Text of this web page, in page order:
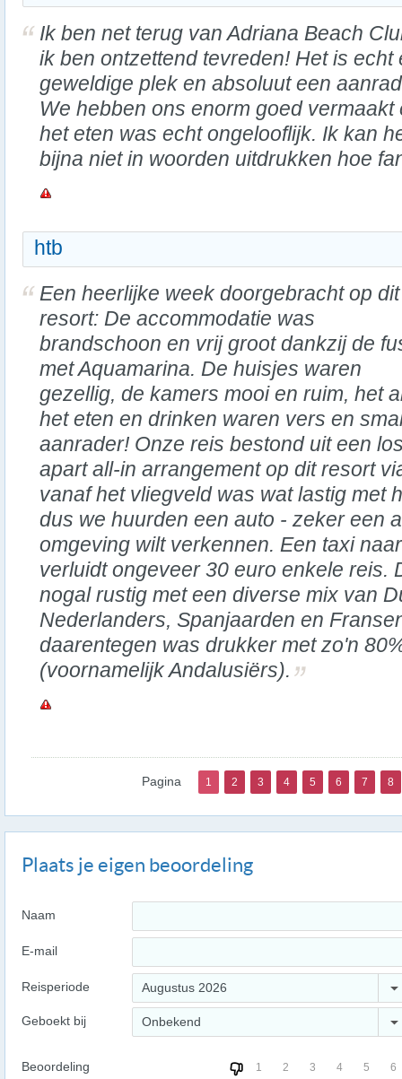
Ik ben net terug van Adriana Beach
ik ben ontzettend tevreden! Het is echt
geweldige plek en absoluut een
We hebben ons enorm goed vermaakt
het eten was echt ongelooflijk. Ik kan
bijna niet in woorden uitdrukken hoe
htb
Een heerlijke week doorgebracht op dit
resort: De accommodatie was
brandschoon en vrij groot dankzij de
met Aquamarina. De huisjes waren
gezellig, de kamers mooi en ruim, het
het eten en drinken waren vers en
aanrader! Onze reis bestond uit een
apart all-in arrangement op dit resort
vanaf het vliegveld was wat lastig met
dus we huurden een auto - zeker een
omgeving wilt verkennen. Een taxi
verluidt ongeveer 30 euro enkele reis.
nogal rustig met een diverse mix van
Nederlanders, Spanjaarden en
daarentegen was drukker met zo'n
(voornamelijk Andalusiërs).
Pagina 1 2 3 4 5 6 7 8
Plaats je eigen beoordeling
Naam
E-mail
Reisperiode Augustus 2026
Geboekt bij Onbekend
Beoordeling 1 2 3 4 5 6